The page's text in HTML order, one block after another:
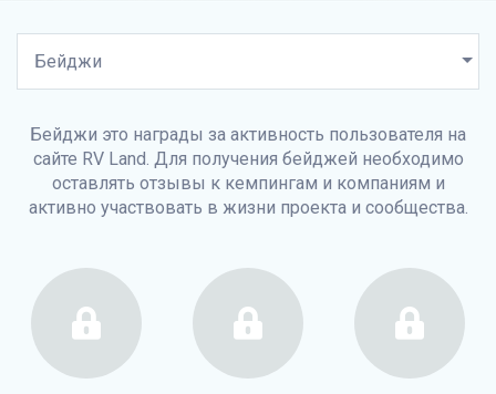
Бейджи это награды за активность пользователя на
сайте RV Land. Для получения бейджей необходимо
оставлять отзывы к кемпингам и компаниям и
активно участвовать в жизни проекта и сообщества.